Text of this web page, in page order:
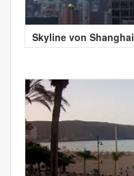
Skyline von Shanghai